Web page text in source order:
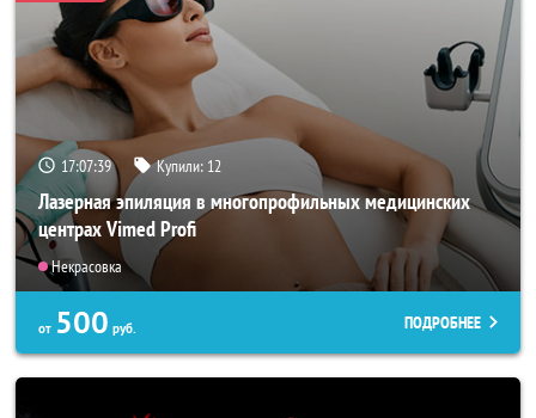
17:07:36 Купили: 12
Лазерная эпиляция в многопрофильных медицинских
центрах Vimed Profi
Некрасовка
от 500 руб. ПОДРОБНЕЕ